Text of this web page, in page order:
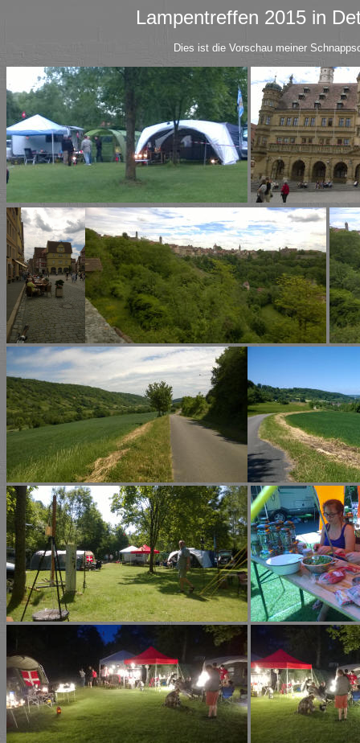
Lampentreffen 2015 in Detwang
Dies ist die Vorschau meiner Schnappschüsse...